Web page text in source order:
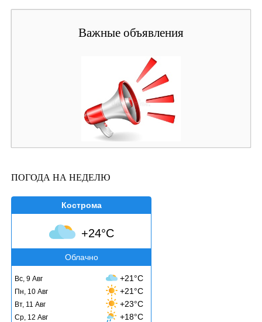
Важные объявления
ПОГОДА НА НЕДЕЛЮ
Кострома
+24°C
Облачно
Вс, 9 Авг +21°C
Пн, 10 Авг +21°C
Вт, 11 Авг +23°C
Ср, 12 Авг +18°C